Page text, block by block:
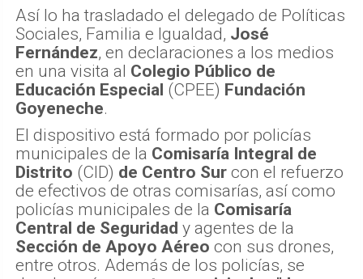
Así lo ha trasladado el delegado de Políticas
Sociales, Familia e Igualdad, José
Fernández, en declaraciones a los medios
en una visita al Colegio Público de
Educación Especial (CPEE) Fundación
Goyeneche.
El dispositivo está formado por policías
municipales de la Comisaría Integral de
Distrito (CID) de Centro Sur con el refuerzo
de efectivos de otras comisarías, así como
policías municipales de la Comisaría
Central de Seguridad y agentes de la
Sección de Apoyo Aéreo con sus drones,
entre otros. Además de los policías, se